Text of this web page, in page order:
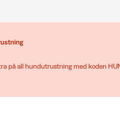
på all hundutrustning med koden